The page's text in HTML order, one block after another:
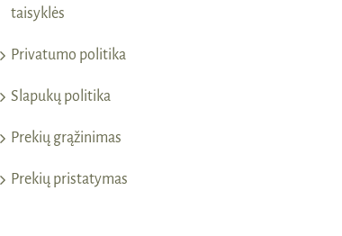
taisyklės
Privatumo politika
Slapukų politika
Prekių grąžinimas
Prekių pristatymas